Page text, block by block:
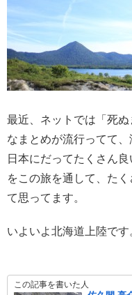
最近、ネットでは「死
なまとめが流行ってて、
日本にだってたくさん
をこの旅を通して、た
て思ってます。
いよいよ北海道上陸です
この記事を書いた人